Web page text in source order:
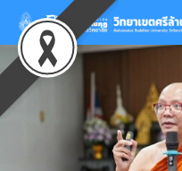
Skip
content
Search
for: